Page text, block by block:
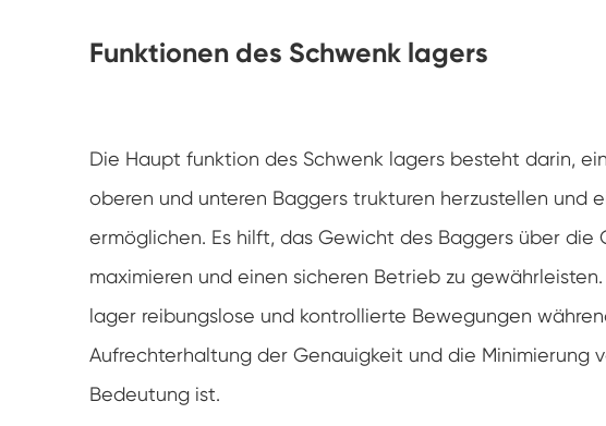
Funktionen des Schwenk lagers
Die Haupt funktion des Schwenk lagers besteht darin,
oberen und unteren Baggers trukturen herzustellen und
ermöglichen. Es hilft, das Gewicht des Baggers über die
maximieren und einen sicheren Betrieb zu
lager reibungslose und kontrollierte Bewegungen
Aufrechterhaltung der Genauigkeit und die Minimierung
Bedeutung ist.